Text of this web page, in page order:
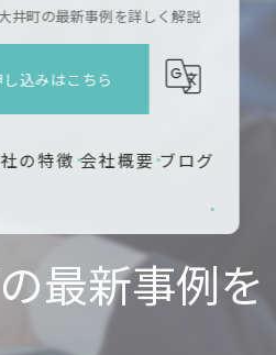
井町の最新事例を詳しく解説
込みはこちら
の特徴
企業研修
ワークショップ
会社概要 ブログ
最新事例を